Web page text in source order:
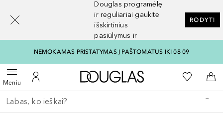
Douglas programėlę
ir reguliariai gaukite
išskirtinius
pasiūlymus ir
RODYTI
NEMOKAMAS PRISTATYMAS Į PAŠTOMATUS IKI 08 09
MeniuAtidaryti meniuĮ mano paskyrą
Į Douglas pagrindinį
Į mano
Į
Grįžk atgal
Vykdykite paiešką
[navigation.slideout.screenreader]